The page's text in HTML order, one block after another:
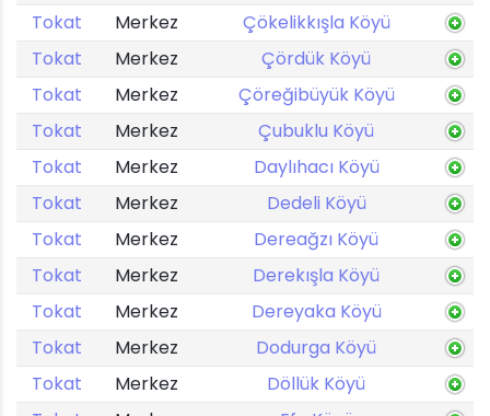
Tokat
Merkez
Çökelikkışla Köyü
Tokat
Merkez
Çördük Köyü
Tokat
Merkez
Çöreğibüyük Köyü
Tokat
Merkez
Çubuklu Köyü
Tokat
Merkez
Daylıhacı Köyü
Tokat
Merkez
Dedeli Köyü
Tokat
Merkez
Dereağzı Köyü
Tokat
Merkez
Derekışla Köyü
Tokat
Merkez
Dereyaka Köyü
Tokat
Merkez
Dodurga Köyü
Tokat
Merkez
Döllük Köyü